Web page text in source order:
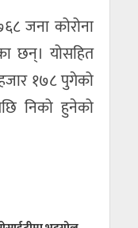
जना कोरोना
छन्। योसहित
१७८ पुगेको
निको हुनेको